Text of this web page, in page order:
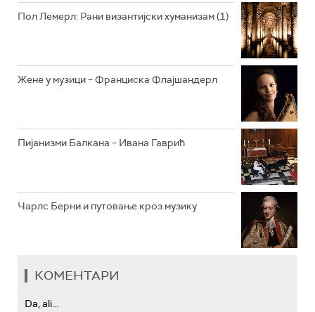
РАДИО ЏЕЗЕР
Пол Лемерл: Рани византијски хуманизам (1)
Жене у музици – Франциска Флајшандерл
Пијанизми Балкана – Ивана Гаврић
Чарлс Берни и путовање кроз музику
КОМЕНТАРИ
Da, ali...